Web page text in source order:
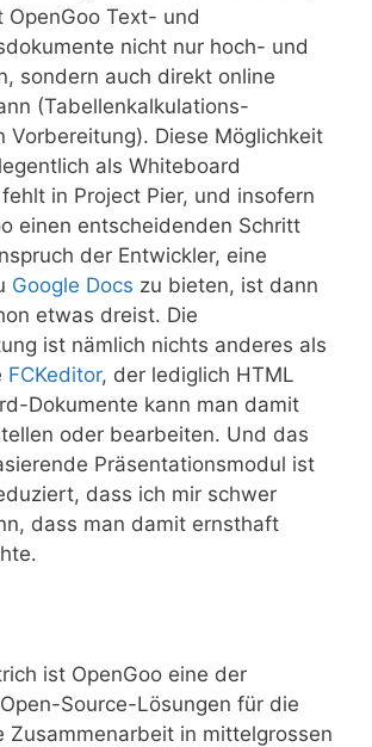
OpenGoo Text- und
nicht nur hoch- und
sondern auch direkt online
(Tabellenkalkulations-
Vorbereitung). Diese Möglichkeit
als Whiteboard
in Project Pier, und insofern
einen entscheidenden Schritt
der Entwickler, eine
Google Docs zu bieten, ist dann
etwas dreist. Die
ist nämlich nichts anderes als
FCKeditor, der lediglich HTML
Dokumente kann man damit
oder bearbeiten. Und das
Präsentationsmodul ist
dass ich mir schwer
dass man damit ernsthaft
ist OpenGoo eine der
Source-Lösungen für die
in mittelgrossen